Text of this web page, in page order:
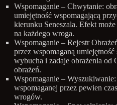
Wspomaganie – Chwytanie:
umiejętność wspomagającą
kierunku Seneszala. Efekt
na każdego wroga.
Wspomaganie – Rejestr
przez wspomaganą
wybucha i zadaje obrażenia od
obrażeń.
Wspomaganie –
wspomaganej przez pewien
wrogów.